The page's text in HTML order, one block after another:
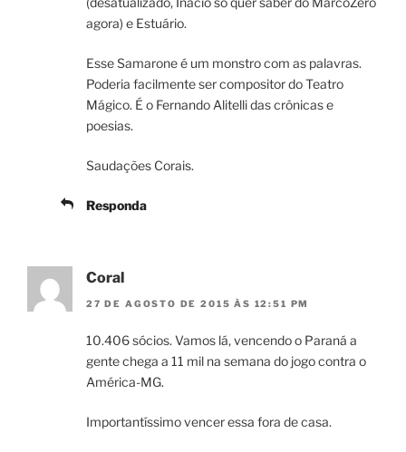
agora) e Estuário.
Esse Samarone é um monstro com as palavras.
Poderia facilmente ser compositor do Teatro
Mágico. É o Fernando Alitelli das crônicas e
poesias.
Saudações Corais.
Responda
Coral
27 DE AGOSTO DE 2015 ÀS 12:51 PM
10.406 sócios. Vamos lá, vencendo o Paraná a
gente chega a 11 mil na semana do jogo contra o
América-MG.
Importantíssimo vencer essa fora de casa.